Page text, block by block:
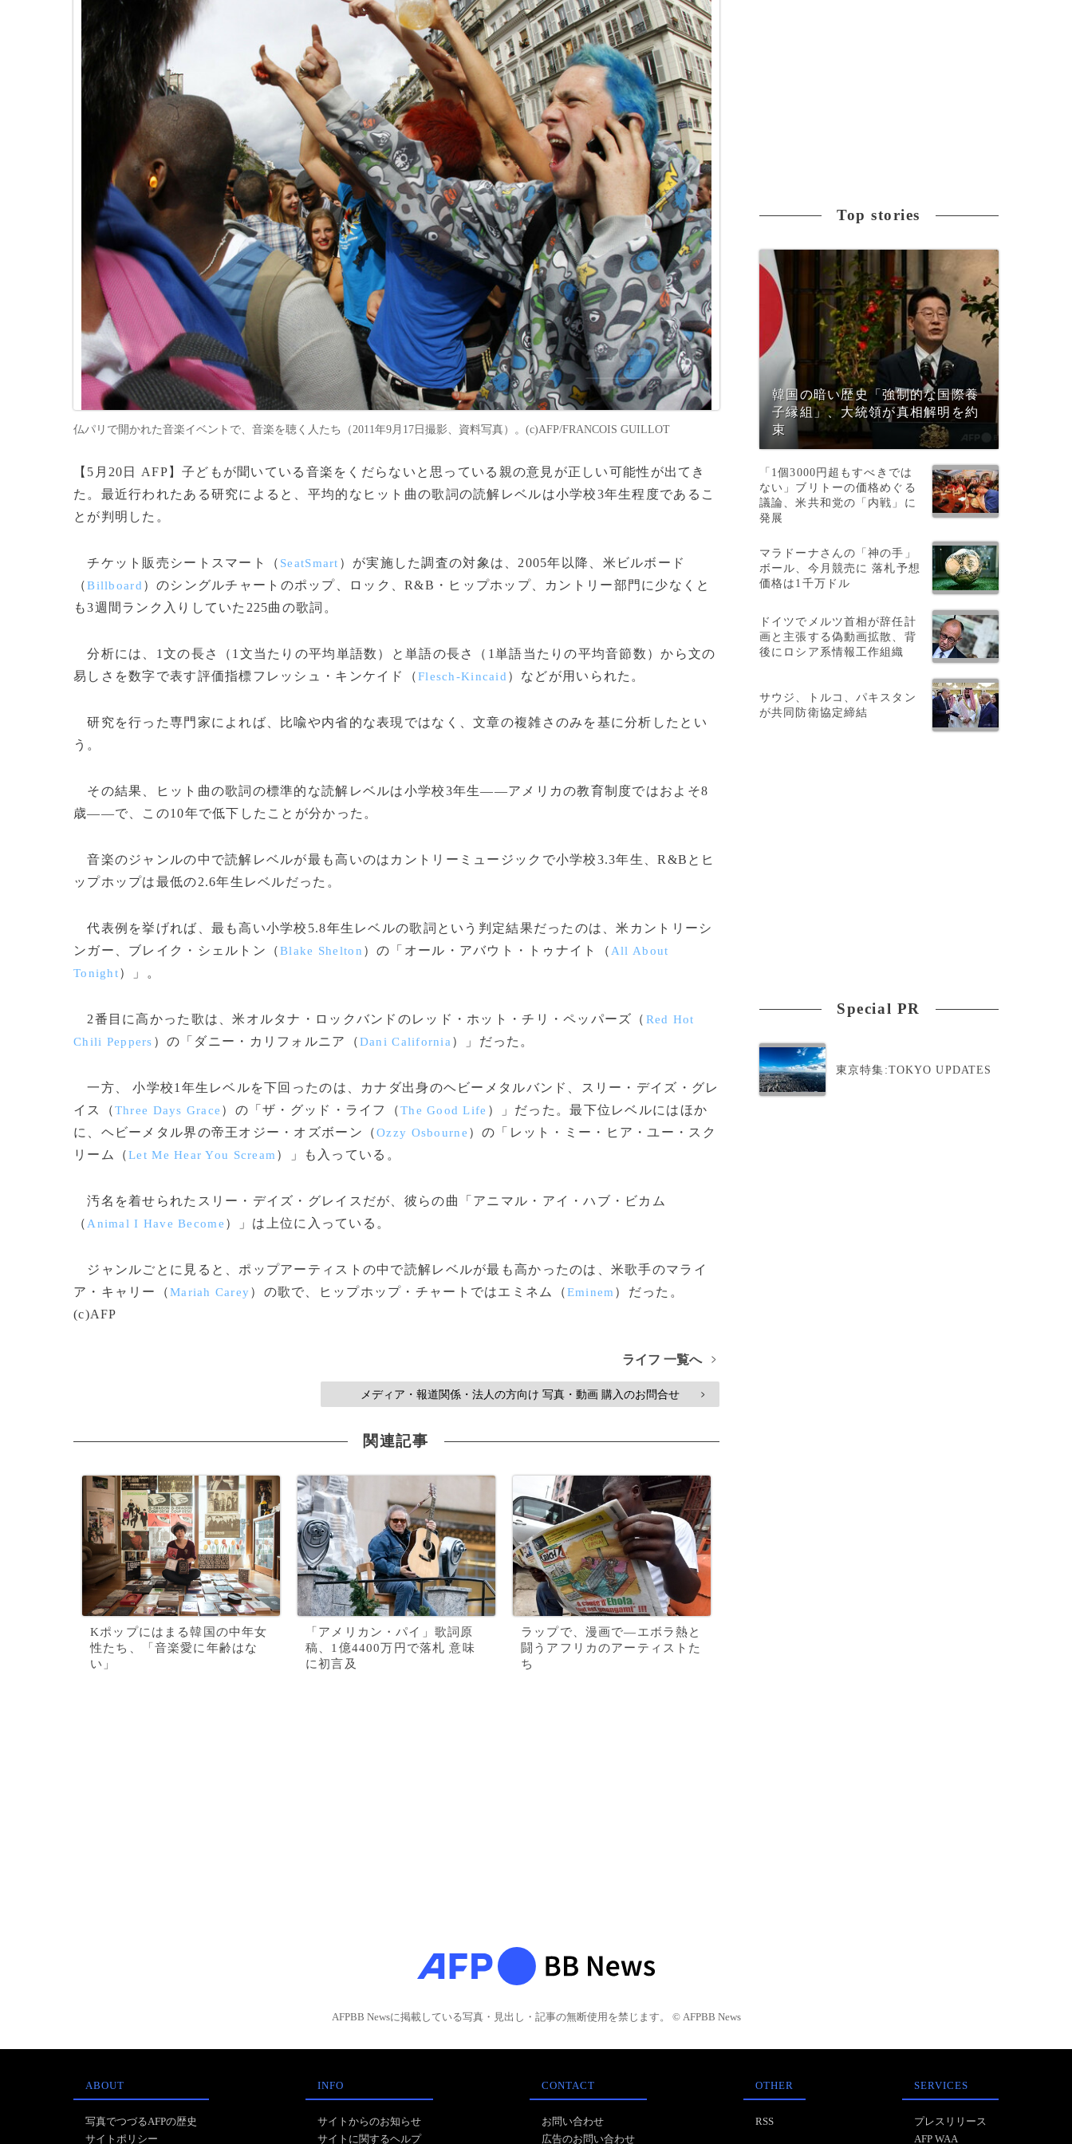
仏パリで開かれた音楽イベントで、音楽を聴く人たち（2011年9月17日撮影、資料写真）。(c)AFP/FRANCOIS GUILLOT
【5月20日 AFP】子どもが聞いている音楽をくだらないと思っている親の意見が正しい可能性が出てき
た。最近行われたある研究によると、平均的なヒット曲の歌詞の読解レベルは小学校3年生程度であるこ
とが判明した。
チケット販売シートスマート（ SeatSmart ）が実施した調査の対象は、2005年以降、米ビルボード
（Billboard ）のシングルチャートのポップ、ロック、R&B・ヒップホップ、カントリー部門に少なくと
も3週間ランク入りしていた225曲の歌詞。
分析には、1文の長さ（1文当たりの平均単語数）と単語の長さ（1単語当たりの平均音節数）から文の
易しさを数字で表す評価指標フレッシュ・キンケイド（Flesch-Kincaid ）などが用いられた。
研究を行った専門家によれば、比喩や内省的な表現ではなく、文章の複雑さのみを基に分析したとい
う。
その結果、ヒット曲の歌詞の標準的な読解レベルは小学校3年生――アメリカの教育制度ではおよそ8
歳――で、この10年で低下したことが分かった。
音楽のジャンルの中で読解レベルが最も高いのはカントリーミュージックで小学校3.3年生、R&Bとヒ
ップホップは最低の2.6年生レベルだった。
代表例を挙げれば、最も高い小学校5.8年生レベルの歌詞という判定結果だったのは、米カントリーシ
ンガー、ブレイク・シェルトン（Blake Shelton ）の「オール・アバウト・トゥナイト（ All About
Tonight）」。
2番目に高かった歌は、米オルタナ・ロックバンドのレッド・ホット・チリ・ペッパーズ（ Red Hot
Chili Peppers ）の「ダニー・カリフォルニア（Dani California ）」だった。
一方、 小学校1年生レベルを下回ったのは、カナダ出身のヘビーメタルバンド、スリー・デイズ・グレ
イス（Three Days Grace ）の「ザ・グッド・ライフ（The Good Life ）」だった。最下位レベルにはほか
に、ヘビーメタル界の帝王オジー・オズボーン（Ozzy Osbourne ）の「レット・ミー・ヒア・ユー・スク
リーム（Let Me Hear You Scream ）」も入っている。
汚名を着せられたスリー・デイズ・グレイスだが、彼らの曲「アニマル・アイ・ハブ・ビカム
（ Animal I Have Become ）」は上位に入っている。
ジャンルごとに見ると、ポップアーティストの中で読解レベルが最も高かったのは、米歌手のマライ
ア・キャリー（Mariah Carey）の歌で、ヒップホップ・チャートではエミネム（Eminem ）だった。
(c)AFP
ライフ 一覧へ >
メディア・報道関係・法人の方向け 写真・動画 購入のお問合せ >
関連記事
Kポップにはまる韓国の中年女
性たち、「音楽愛に年齢はな
い」
「アメリカン・パイ」歌詞原
稿、1億4400万円で落札 意味
に初言及
ラップで、漫画で―エボラ熱と
闘うアフリカのアーティストた
ち
Top stories
韓国の暗い歴史「強制的な国際養
子縁組」、大統領が真相解明を約
束
「1個3000円超もすべきでは
ない」ブリトーの価格めぐる
議論、米共和党の「内戦」に
発展
マラドーナさんの「神の手」
ボール、今月競売に 落札予想
価格は1千万ドル
ドイツでメルツ首相が辞任計
画と主張する偽動画拡散、背
後にロシア系情報工作組織
サウジ、トルコ、パキスタン
が共同防衛協定締結
Special PR
東京特集:TOKYO UPDATES
AFPBB Newsに掲載している写真・見出し・記事の無断使用を禁じます。 © AFPBB News
ABOUT
写真でつづるAFPの歴史
サイトポリシー
INFO
サイトからのお知らせ
サイトに関するヘルプ
CONTACT
お問い合わせ
広告のお問い合わせ
OTHER
RSS
SERVICES
プレスリリース
AFP WAA